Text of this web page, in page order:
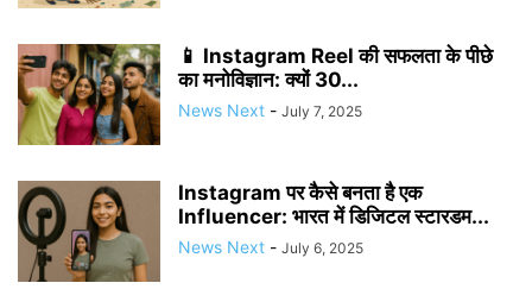
📱 Instagram Reel की सफलता के पीछे
का मनोविज्ञान: क्यों 30...
News Next - July 7, 2025
Instagram पर कैसे बनता है एक
Influencer: भारत में डिजिटल स्टारडम...
News Next - July 6, 2025